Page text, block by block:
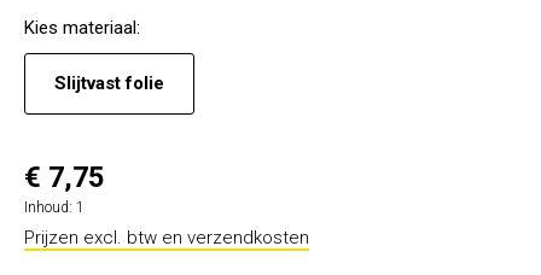
Kies materiaal:
Slijtvast folie
€ 7,75
Inhoud: 1
Prijzen excl. btw en verzendkosten